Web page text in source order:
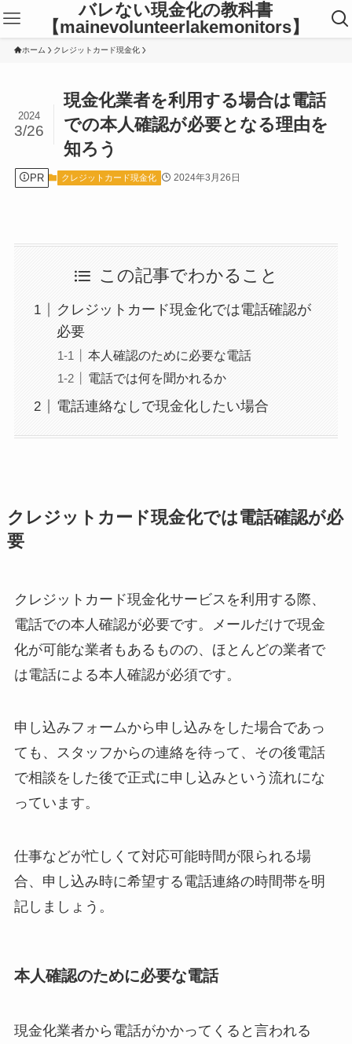
バレない現金化の教科書
【mainevolunteerlakemonitors】
ホーム クレジットカード現金化
現金化業者を利用する場合は電話
での本人確認が必要となる理由を
知ろう
2024
3/26
PR クレジットカード現金化 2024年3月26日
この記事でわかること
クレジットカード現金化では電話確認が
必要
本人確認のために必要な電話
電話では何を聞かれるか
電話連絡なしで現金化したい場合
クレジットカード現金化では電話確認が必
要
クレジットカード現金化サービスを利用する際、
電話での本人確認が必要です。メールだけで現金
化が可能な業者もあるものの、ほとんどの業者で
は電話による本人確認が必須です。
申し込みフォームから申し込みをした場合であっ
ても、スタッフからの連絡を待って、その後電話
で相談をした後で正式に申し込みという流れにな
っています。
仕事などが忙しくて対応可能時間が限られる場
合、申し込み時に希望する電話連絡の時間帯を明
記しましょう。
本人確認のために必要な電話
現金化業者から電話がかかってくると言われる